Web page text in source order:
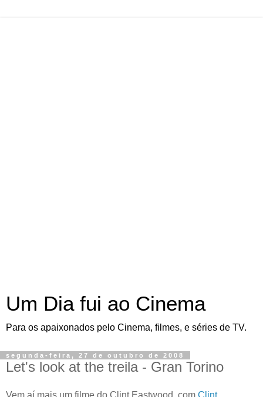
Um Dia fui ao Cinema
Para os apaixonados pelo Cinema, filmes, e séries de TV.
segunda-feira, 27 de outubro de 2008
Let's look at the treila - Gran Torino
Vem aí mais um filme do Clint Eastwood, com Clint